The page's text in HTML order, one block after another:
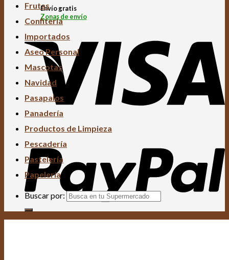
Envío gratis
Zonas de envío
Frutas
Confitería
Importados
Aseo Personal
Mascotas
Navidad
Pasapalos
Panadería
Productos de Limpieza
Pescadería
Pastelería
Papelería
Buscar por: